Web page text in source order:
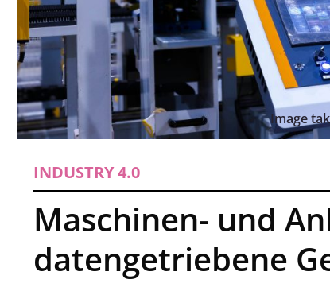
Image
INDUSTRY 4.0
Maschinen- und
datengetriebene